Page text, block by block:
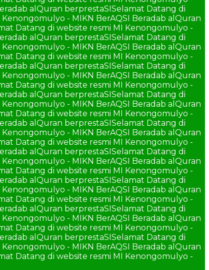
alQuran berprestaSISelamat Datang di
- MIKN BerAQSI Beradab alQuran
Datang di website resmi MI Kenongomulyo -
alQuran berprestaSISelamat Datang di
- MIKN BerAQSI Beradab alQuran
Datang di website resmi MI Kenongomulyo -
alQuran berprestaSISelamat Datang di
- MIKN BerAQSI Beradab alQuran
Datang di website resmi MI Kenongomulyo -
alQuran berprestaSISelamat Datang di
- MIKN BerAQSI Beradab alQuran
Datang di website resmi MI Kenongomulyo -
alQuran berprestaSISelamat Datang di
- MIKN BerAQSI Beradab alQuran
Datang di website resmi MI Kenongomulyo -
alQuran berprestaSISelamat Datang di
- MIKN BerAQSI Beradab alQuran
Datang di website resmi MI Kenongomulyo -
alQuran berprestaSISelamat Datang di
- MIKN BerAQSI Beradab alQuran
Datang di website resmi MI Kenongomulyo -
alQuran berprestaSISelamat Datang di
- MIKN BerAQSI Beradab alQuran
Datang di website resmi MI Kenongomulyo -
alQuran berprestaSISelamat Datang di
- MIKN BerAQSI Beradab alQuran
Datang di website resmi MI Kenongomulyo -